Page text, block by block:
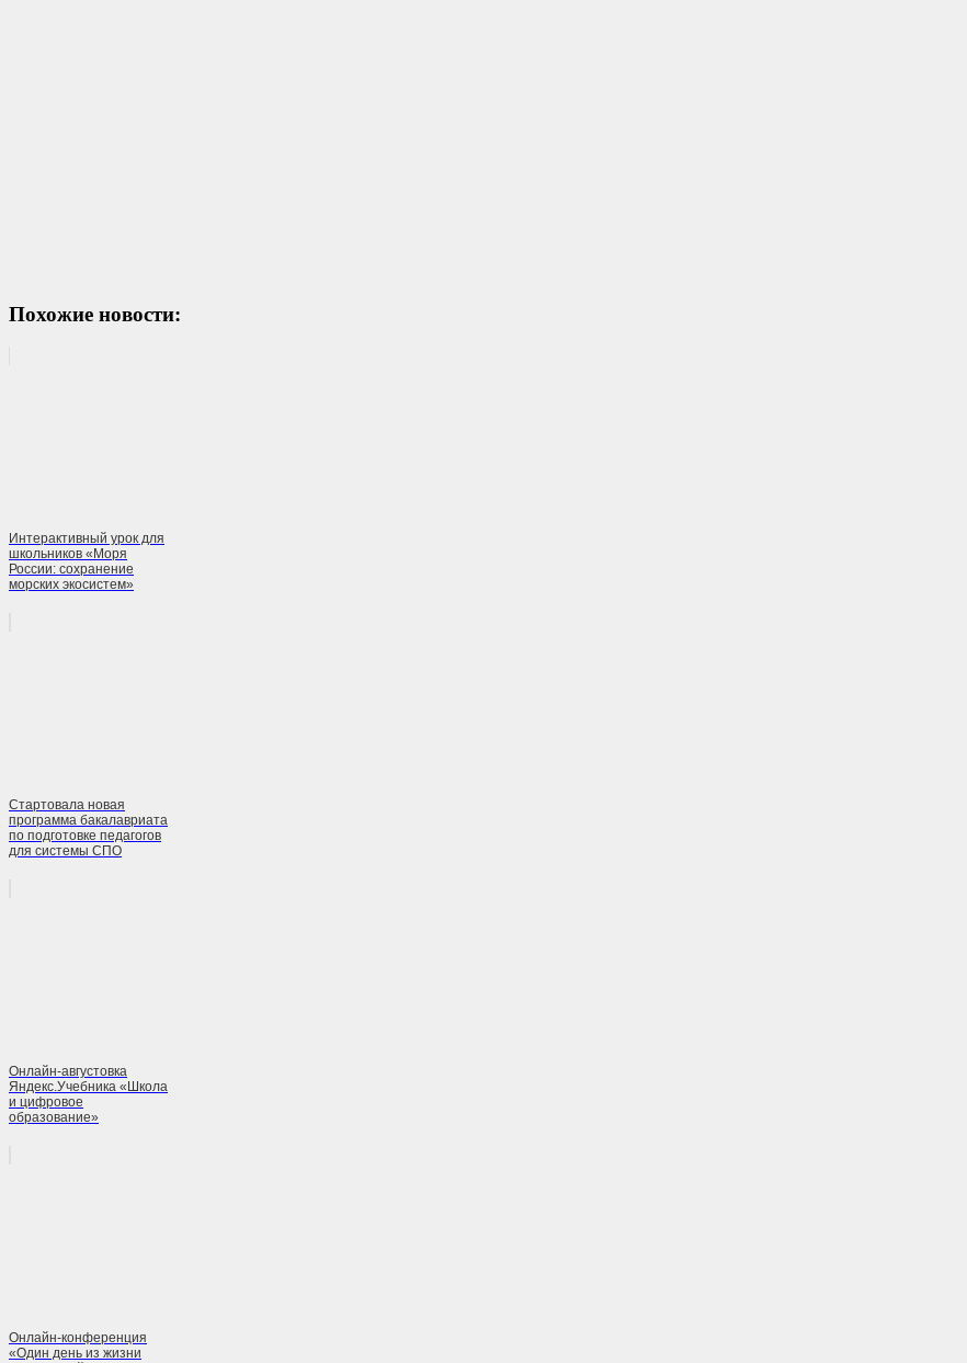
Похожие новости:
Интерактивный урок для
школьников «Моря
России: сохранение
морских экосистем»
Стартовала новая
программа бакалавриата
по подготовке педагогов
для системы СПО
Онлайн-августовка
Яндекс.Учебника «Школа
и цифровое
образование»
Онлайн-конференция
«Один день из жизни